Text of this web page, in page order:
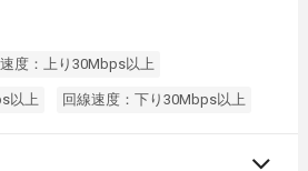
度：上り30Mbps以上
以上 回線速度：下り30Mbps以上